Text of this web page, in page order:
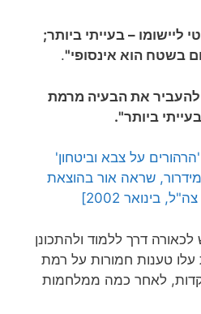
ליישומו – בעייתי ביותר;
בשטח הוא אינסופי".
להעביר את הבעיה מרמת
ביותר".
על צבא וביטחון'
שראה אור בהוצאת
בינואר 2002]
דרך ללמוד ולהתכונן
טענות חמורות על רמת
לאחר כמה ממלחמות